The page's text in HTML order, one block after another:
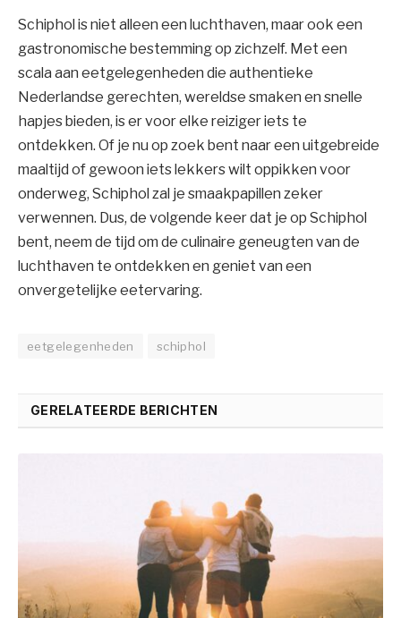
Schiphol is niet alleen een luchthaven, maar ook een
gastronomische bestemming op zichzelf. Met een
scala aan eetgelegenheden die authentieke
Nederlandse gerechten, wereldse smaken en snelle
hapjes bieden, is er voor elke reiziger iets te
ontdekken. Of je nu op zoek bent naar een uitgebreide
maaltijd of gewoon iets lekkers wilt oppikken voor
onderweg, Schiphol zal je smaakpapillen zeker
verwennen. Dus, de volgende keer dat je op Schiphol
bent, neem de tijd om de culinaire geneugten van de
luchthaven te ontdekken en geniet van een
onvergetelijke eetervaring.
eetgelegenheden schiphol
GERELATEERDE BERICHTEN